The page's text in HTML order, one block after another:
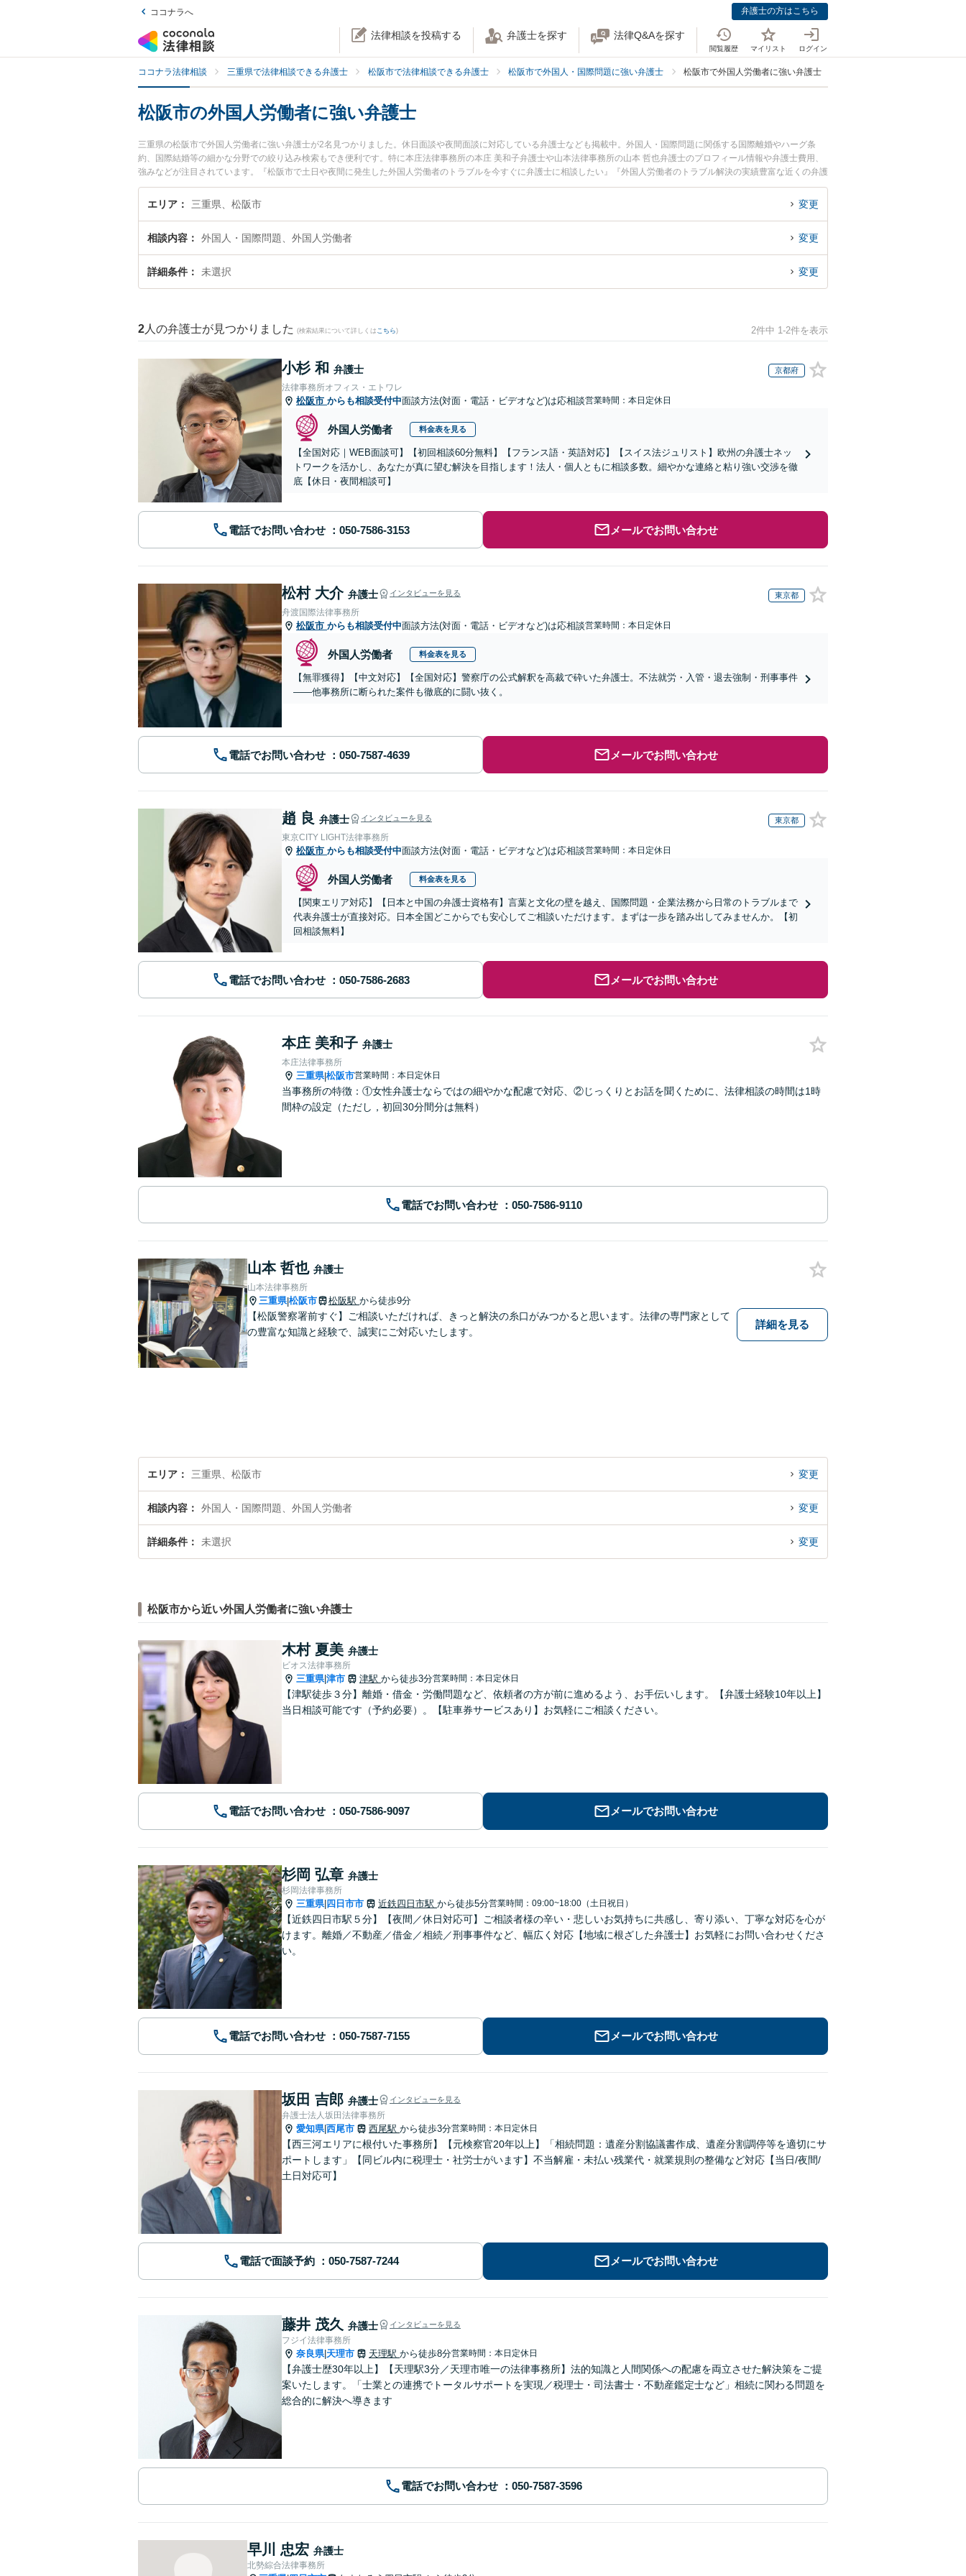
ココナラへ 弁護士の方はこちら
法律相談を投稿する 弁護士を探す 法律Q&Aを探す
閲覧履歴 マイリスト ログイン
ココナラ法律相談 三重県で法律相談できる弁護士 松阪市で法律相談できる弁護士 松阪市で外国人・国際問題に強い弁護士 松阪市で外国人労働者に強い弁護士
松阪市の外国人労働者に強い弁護士
三重県の松阪市で外国人労働者に強い弁護士が2名見つかりました。休日面談や夜間面談に対応している弁護士なども掲載中。外国人・国際問題に関係する国際離婚やハーグ条
約、国際結婚等の細かな分野での絞り込み検索もでき便利です。特に本庄法律事務所の本庄 美和子弁護士や山本法律事務所の山本 哲也弁護士のプロフィール情報や弁護士費用、
強みなどが注目されています。『松阪市で土日や夜間に発生した外国人労働者のトラブルを今すぐに弁護士に相談したい』『外国人労働者のトラブル解決の実績豊富な近くの弁護
士を検索したい』『初回相談無料で外国人労働者を法律相談できる松阪市内の弁護士に相談予約したい』などでお困りの相談者さんにおすすめです。
エリア 三重県、松阪市 変更
相談内容 外国人・国際問題、外国人労働者 変更
詳細条件 未選択 変更
2 人の弁護士が見つかりました (検索結果について詳しくは こちら) 2件中 1-2件を表示
小杉 和 弁護士 京都府
法律事務所オフィス・エトワレ
松阪市 からも相談受付中面談方法(対面・電話・ビデオなど)は応相談営業時間：本日定休日
外国人労働者 料金表を見る
【全国対応｜WEB面談可】【初回相談60分無料】【フランス語・英語対応】【スイス法ジュリスト】欧州の弁護士ネッ
トワークを活かし、あなたが真に望む解決を目指します！法人・個人ともに相談多数。細やかな連絡と粘り強い交渉を徹
底【休日・夜間相談可】
電話でお問い合わせ メールでお問い合わせ
松村 大介 弁護士 インタビューを見る 東京都
舟渡国際法律事務所
松阪市 からも相談受付中面談方法(対面・電話・ビデオなど)は応相談営業時間：本日定休日
外国人労働者 料金表を見る
【無罪獲得】【中文対応】【全国対応】警察庁の公式解釈を高裁で砕いた弁護士。不法就労・入管・退去強制・刑事事件
——他事務所に断られた案件も徹底的に闘い抜く。
電話でお問い合わせ メールでお問い合わせ
趙 良 弁護士 インタビューを見る 東京都
東京CITY LIGHT法律事務所
松阪市 からも相談受付中面談方法(対面・電話・ビデオなど)は応相談営業時間：本日定休日
外国人労働者 料金表を見る
【関東エリア対応】【日本と中国の弁護士資格有】言葉と文化の壁を越え、国際問題・企業法務から日常のトラブルまで
代表弁護士が直接対応。日本全国どこからでも安心してご相談いただけます。まずは一歩を踏み出してみませんか。【初
回相談無料】
電話でお問い合わせ メールでお問い合わせ
本庄 美和子 弁護士
本庄法律事務所
三重県|松阪市営業時間：本日定休日
当事務所の特徴：①女性弁護士ならではの細やかな配慮で対応、②じっくりとお話を聞くために、法律相談の時間は1時
間枠の設定（ただし，初回30分間分は無料）
電話でお問い合わせ
山本 哲也 弁護士
山本法律事務所
三重県|松阪市 松阪駅 から徒歩9分
【松阪警察署前すぐ】ご相談いただければ、きっと解決の糸口がみつかると思います。法律の専門家として
の豊富な知識と経験で、誠実にご対応いたします。
詳細を見る
エリア 三重県、松阪市 変更
相談内容 外国人・国際問題、外国人労働者 変更
詳細条件 未選択 変更
松阪市から近い外国人労働者に強い弁護士
木村 夏美 弁護士
ビオス法律事務所
三重県|津市 津駅 から徒歩3分営業時間：本日定休日
【津駅徒歩３分】離婚・借金・労働問題など、依頼者の方が前に進めるよう、お手伝いします。【弁護士経験10年以上】
当日相談可能です（予約必要）。【駐車券サービスあり】お気軽にご相談ください。
電話でお問い合わせ メールでお問い合わせ
杉岡 弘章 弁護士
杉岡法律事務所
三重県| 四日市市 近鉄四日市駅 から徒歩5分営業時間：09:00~18:00（土日祝日）
【近鉄四日市駅５分】【夜間／休日対応可】ご相談者様の辛い・悲しいお気持ちに共感し、寄り添い、丁寧な対応を心が
けます。離婚／不動産／借金／相続／刑事事件など、幅広く対応【地域に根ざした弁護士】お気軽にお問い合わせくださ
い。
電話でお問い合わせ メールでお問い合わせ
坂田 吉郎 弁護士 インタビューを見る
弁護士法人坂田法律事務所
愛知県|西尾市 西尾駅 から徒歩3分営業時間：本日定休日
【西三河エリアに根付いた事務所】【元検察官20年以上】「相続問題：遺産分割協議書作成、遺産分割調停等を適切にサ
ポートします」【同ビル内に税理士・社労士がいます】不当解雇・未払い残業代・就業規則の整備など対応【当日/夜間/
土日対応可】
電話で面談予約 メールでお問い合わせ
藤井 茂久 弁護士 インタビューを見る
フジイ法律事務所
奈良県| 天理市 天理駅 から徒歩8分営業時間：本日定休日
【弁護士歴30年以上】【天理駅3分／天理市唯一の法律事務所】法的知識と人間関係への配慮を両立させた解決策をご提
案いたします。「士業との連携でトータルサポートを実現／税理士・司法書士・不動産鑑定士など」相続に関わる問題を
総合的に解決へ導きます
電話でお問い合わせ
早川 忠宏 弁護士
北勢綜合法律事務所